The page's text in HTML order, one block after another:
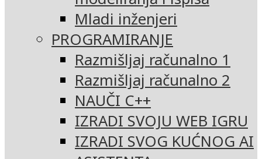
Mladi inženjeri
PROGRAMIRANJE
Razmišljaj računalno 1
Razmišljaj računalno 2
NAUČI C++
IZRADI SVOJU WEB IGRU
IZRADI SVOG KUĆNOG AI